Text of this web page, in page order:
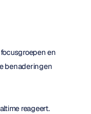
en
benaderingen
reageert.